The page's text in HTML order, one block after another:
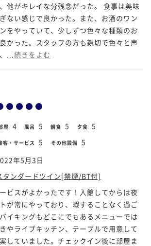
他がキレイな分残念だった。 食事は美味
ない感じで良かった。また、お酒のワン
をやっていて、少しずつ色々な種類のお
かった。スタッフの方も親切で色々と声
... 続きをよむ
屋 4 風呂 5 朝食 5 夕食 5
客・サービス 5 その他設備 5
年5月3日
タンダードツイン[禁煙/BT付]
ビスがよかったです！入館してからは夜
が常にやっており、暇することなく過ご
イキングもどこにでもあるメニューでは
やライブキッチン、テーブルで用意して
していました。チェックイン後に部屋ま